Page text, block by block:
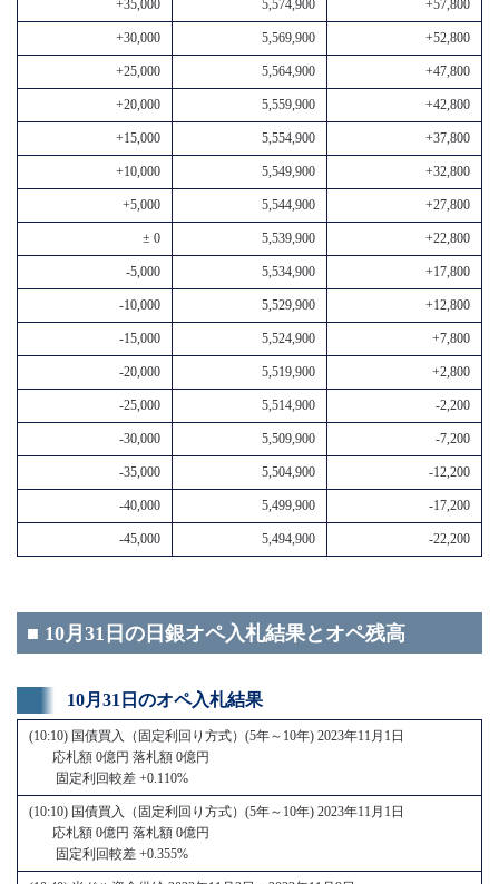
+35,000 5,574,900 +57,800
+30,000 5,569,900 +52,800
+25,000 5,564,900 +47,800
+20,000 5,559,900 +42,800
+15,000 5,554,900 +37,800
+10,000 5,549,900 +32,800
+5,000 5,544,900 +27,800
± 0 5,539,900 +22,800
-5,000 5,534,900 +17,800
-10,000 5,529,900 +12,800
-15,000 5,524,900 +7,800
-20,000 5,519,900 +2,800
-25,000 5,514,900 -2,200
-30,000 5,509,900 -7,200
-35,000 5,504,900 -12,200
-40,000 5,499,900 -17,200
-45,000 5,494,900 -22,200
■ 10月31日の日銀オペ入札結果とオペ残高
10月31日のオペ入札結果
(10:10) 国債買入（固定利回り方式）(5年～10年) 2023年11月1日
応札額 0億円 落札額 0億円
固定利回較差 +0.110%
(10:10) 国債買入（固定利回り方式）(5年～10年) 2023年11月1日
応札額 0億円 落札額 0億円
固定利回較差 +0.355%